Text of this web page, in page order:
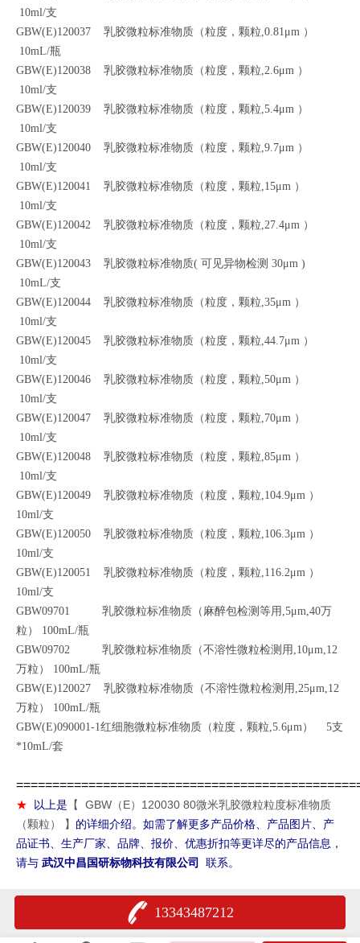
10ml/支
GBW(E)120037 乳胶微粒标准物质（粒度，颗粒,0.81μm ）
10mL/瓶
GBW(E)120038 乳胶微粒标准物质（粒度，颗粒,2.6μm ）
10ml/支
GBW(E)120039 乳胶微粒标准物质（粒度，颗粒,5.4μm ）
10ml/支
GBW(E)120040 乳胶微粒标准物质（粒度，颗粒,9.7μm ）
10ml/支
GBW(E)120041 乳胶微粒标准物质（粒度，颗粒,15μm ）
10ml/支
GBW(E)120042 乳胶微粒标准物质（粒度，颗粒,27.4μm ）
10ml/支
GBW(E)120043 乳胶微粒标准物质( 可见异物检测 30μm )
10mL/支
GBW(E)120044 乳胶微粒标准物质（粒度，颗粒,35μm ）
10ml/支
GBW(E)120045 乳胶微粒标准物质（粒度，颗粒,44.7μm ）
10ml/支
GBW(E)120046 乳胶微粒标准物质（粒度，颗粒,50μm ）
10ml/支
GBW(E)120047 乳胶微粒标准物质（粒度，颗粒,70μm ）
10ml/支
GBW(E)120048 乳胶微粒标准物质（粒度，颗粒,85μm ）
10ml/支
GBW(E)120049 乳胶微粒标准物质（粒度，颗粒,104.9μm ）
10ml/支
GBW(E)120050 乳胶微粒标准物质（粒度，颗粒,106.3μm ）
10ml/支
GBW(E)120051 乳胶微粒标准物质（粒度，颗粒,116.2μm ）
10ml/支
GBW09701 乳胶微粒标准物质（麻醉包检测等用,5μm,40万
粒） 100mL/瓶
GBW09702 乳胶微粒标准物质（不溶性微粒检测用,10μm,12
万粒） 100mL/瓶
GBW(E)120027 乳胶微粒标准物质（不溶性微粒检测用,25μm,12
万粒） 100mL/瓶
GBW(E)090001-1红细胞微粒标准物质（粒度，颗粒,5.6μm） 5支
*10mL/套
★ 以上是 【 GBW（E）120030 80微米乳胶微粒粒度标准物质
（颗粒）
】 的详细介绍。如需了解更多产品价格、产品图片、产
品证书、生产厂家、品牌、报价、优惠折扣等更详尽的产品信息，
请与 武汉中昌国研标物科技有限公司 联系。
13343487212